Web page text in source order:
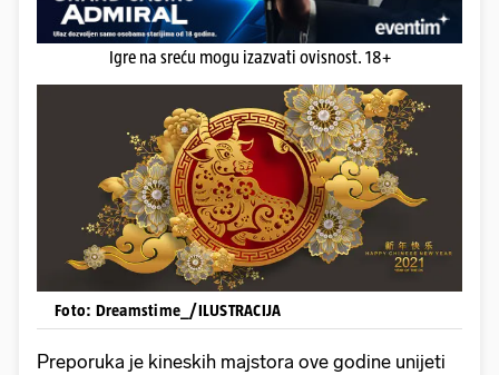
Igre na sreću mogu izazvati ovisnost. 18+
Foto: Dreamstime_/ILUSTRACIJA
Preporuka je kineskih majstora ove godine unijeti